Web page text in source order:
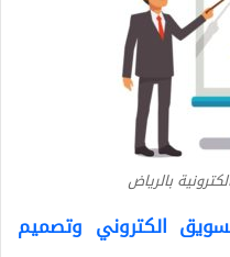
بالرياض
الكتروني وتصميم